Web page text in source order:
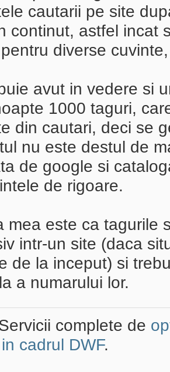
cautarii pe site
continut, astfel incat
diverse
avut in vedere si
1000 taguri,
din cautari, deci se
nu este destul de
de google si
de rigoare.
mea este ca tagurile
intr-un site (daca
de la inceput) si
a numarului lor.
complete de
cadrul DWF.